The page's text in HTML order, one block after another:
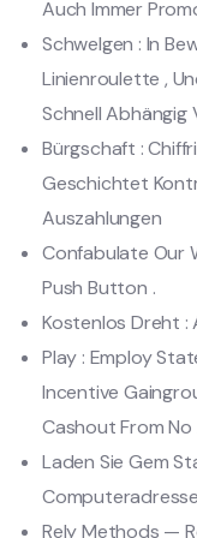
Auch Immer
Schwelgen : In
Linienroulette ,
Schnell Abhängig
Bürgschaft :
Geschichtet
Auszahlungen
Confabulate Our
Push Button .
Kostenlos Dreht :
Play : Employ
Incentive
Cashout From
Laden Sie Gem
Rely Methods —